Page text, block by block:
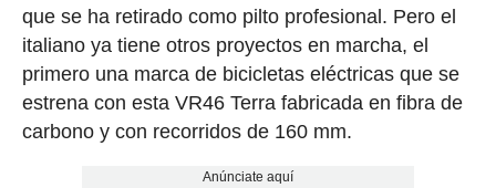
que se ha retirado como pilto profesional. Pero el
italiano ya tiene otros proyectos en marcha, el
primero una marca de bicicletas eléctricas que se
estrena con esta VR46 Terra fabricada en fibra de
carbono y con recorridos de 160 mm.
Anúnciate aquí